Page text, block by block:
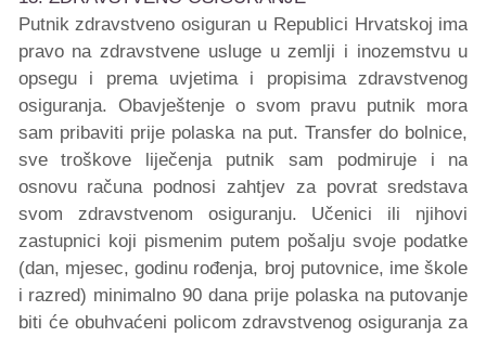
Putnik zdravstveno osiguran u Republici Hrvatskoj ima
pravo na zdravstvene usluge u zemlji i inozemstvu u
opsegu i prema uvjetima i propisima zdravstvenog
osiguranja. Obavještenje o svom pravu putnik mora
sam pribaviti prije polaska na put. Transfer do bolnice,
sve troškove liječenja putnik sam podmiruje i na
osnovu računa podnosi zahtjev za povrat sredstava
svom zdravstvenom osiguranju. Učenici ili njihovi
zastupnici koji pismenim putem pošalju svoje podatke
(dan, mjesec, godinu rođenja, broj putovnice, ime škole
i razred) minimalno 90 dana prije polaska na putovanje
biti će obuhvaćeni policom zdravstvenog osiguranja za